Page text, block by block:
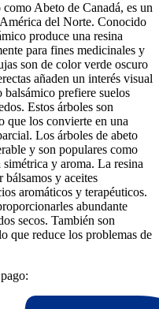
Abeto de Canadá, es un
del Norte. Conocido
produce una resina
para fines medicinales y
son de color verde oscuro
añaden un interés visual
prefiere suelos
Estos árboles son
que los convierte en una
Los árboles de abeto
y son populares como
y aroma. La resina
bálsamos y aceites
aromáticos y terapéuticos.
abundante
secos. También son
que reduce los problemas de